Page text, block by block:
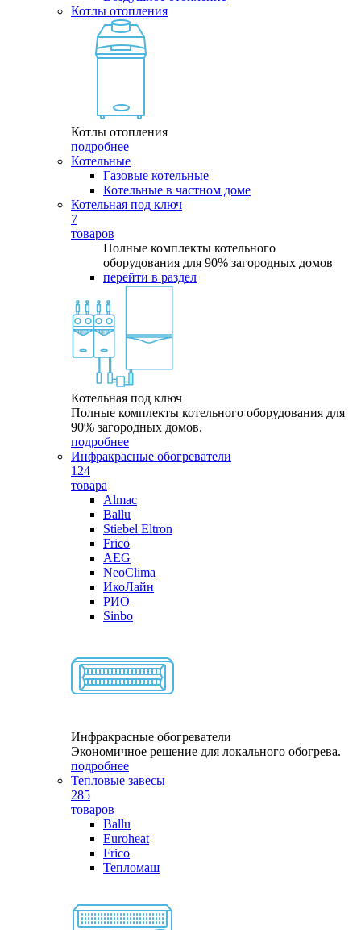
Котлы отопления
Котлы отопления
подробнее
Котельные
Газовые котельные
Котельные в частном доме
Котельная под ключ
7
товаров
Полные комплекты котельного
оборудования для 90% загородных домов
перейти в раздел
Котельная под ключ
Полные комплекты котельного оборудования для
90% загородных домов.
подробнее
Инфракрасные обогреватели
124
товара
Almac
Ballu
Stiebel Eltron
Frico
AEG
NeoClima
ИкоЛайн
РИО
Sinbo
Инфракрасные обогреватели
Экономичное решение для локального обогрева.
подробнее
Тепловые завесы
285
товаров
Ballu
Euroheat
Frico
Тепломаш